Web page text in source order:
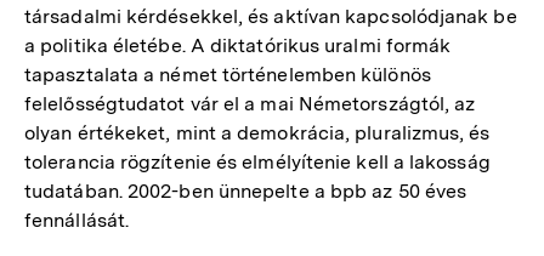
társadalmi kérdésekkel, és aktívan kapcsolódjanak be
a politika életébe. A diktatórikus uralmi formák
tapasztalata a német történelemben különös
felelősségtudatot vár el a mai Németországtól, az
olyan értékeket, mint a demokrácia, pluralizmus, és
tolerancia rögzítenie és elmélyítenie kell a lakosság
tudatában. 2002-ben ünnepelte a bpb az 50 éves
fennállását.